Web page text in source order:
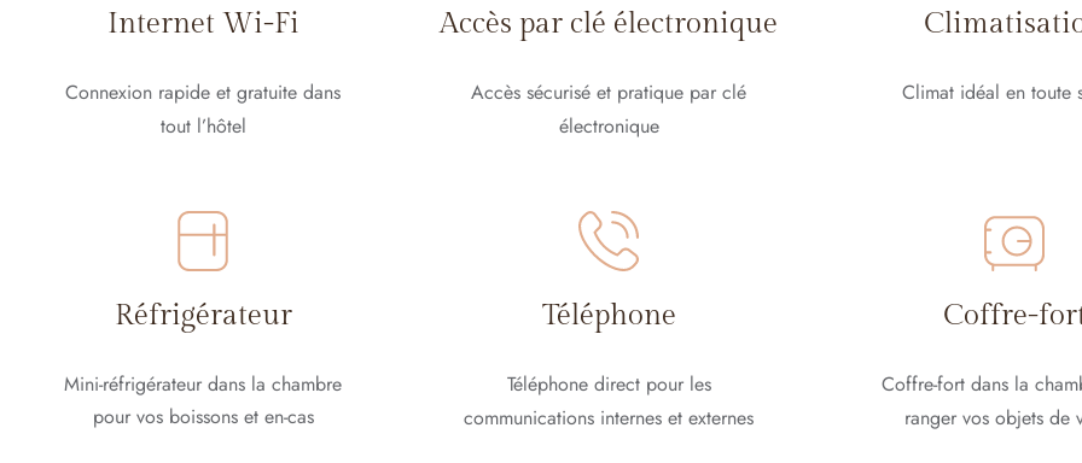
Internet Wi-Fi
Connexion rapide et gratuite dans
tout l’hôtel
Accès par clé électronique
Accès sécurisé et pratique par clé
électronique
Climat idéal en toute
Réfrigérateur
Mini-réfrigérateur dans la chambre
pour vos boissons et en-cas
Téléphone
Téléphone direct pour les
communications internes et externes
Coffre-
Coffre-fort dans la
ranger vos objets de